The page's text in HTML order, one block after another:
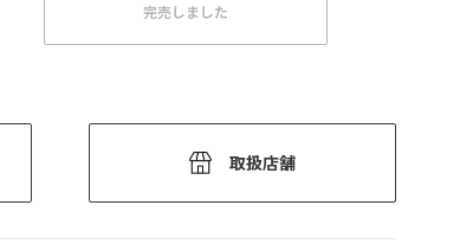
完売しました
取扱店舗